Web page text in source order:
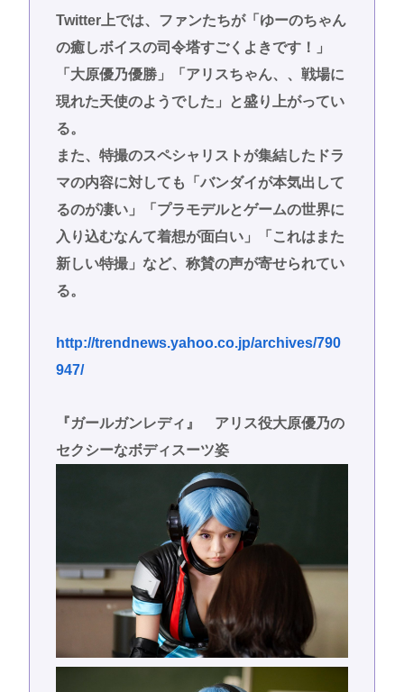
Twitter上では、ファンたちが「ゆーのちゃん
の癒しボイスの司令塔すごくよきです！」
「大原優乃優勝」「アリスちゃん、、戦場に
現れた天使のようでした」と盛り上がってい
る。
また、特撮のスペシャリストが集結したドラ
マの内容に対しても「バンダイが本気出して
るのが凄い」「プラモデルとゲームの世界に
入り込むなんて着想が面白い」「これはまた
新しい特撮」など、称賛の声が寄せられてい
る。
http://trendnews.yahoo.co.jp/archives/790
947/
『ガールガンレディ』 アリス役大原優乃の
セクシーなボディスーツ姿